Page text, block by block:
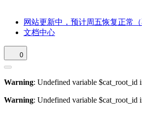
网站更新中，预计周五恢复正常
文档中心
0
Warning: Undefined variable $cat_root_id
Warning: Undefined variable $cat_root_id